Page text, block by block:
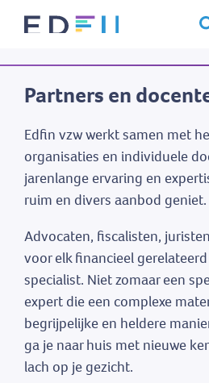
Over
Partners en
Edfin vzw werkt samen met
organisaties en individuele
jarenlange ervaring en
ruim en divers aanbod geniet.
Advocaten, fiscalisten,
voor elk financieel
specialist. Niet zomaar een
expert die een complexe
begrijpelijke en heldere
ga je naar huis met nieuwe
lach op je gezicht.